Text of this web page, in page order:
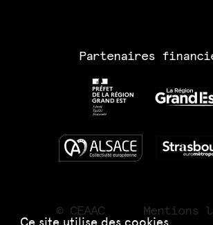
Partenaires
© CEAAC Mentions